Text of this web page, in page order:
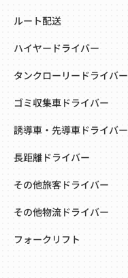
ルート配送
ハイヤードライバー
タンクローリードライバー
ゴミ収集車ドライバー
誘導車・先導車ドライバー
長距離ドライバー
その他旅客ドライバー
その他物流ドライバー
フォークリフト